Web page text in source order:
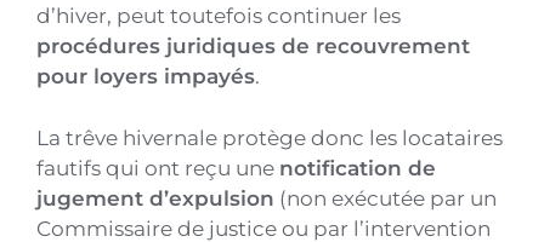
d’hiver, peut toutefois continuer les
procédures juridiques de recouvrement
pour loyers impayés.
La trêve hivernale protège donc les locataires
fautifs qui ont reçu une notification de
jugement d’expulsion (non exécutée par un
Commissaire de justice ou par l’intervention